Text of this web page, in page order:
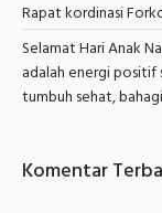
Rapat kordinasi
Selamat Hari Anak
adalah energi positif
tumbuh sehat,
Komentar